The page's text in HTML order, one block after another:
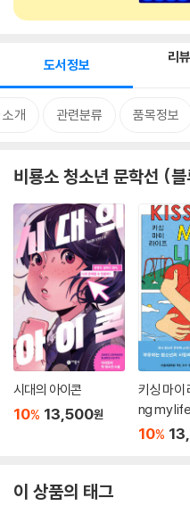
도서정보 리
개 관련분류 품목정보
비룡소 청소년 문학선 (
시대의 아이콘
10% 13,500원
키싱 마이
ng my life
10%
이 상품의 태그